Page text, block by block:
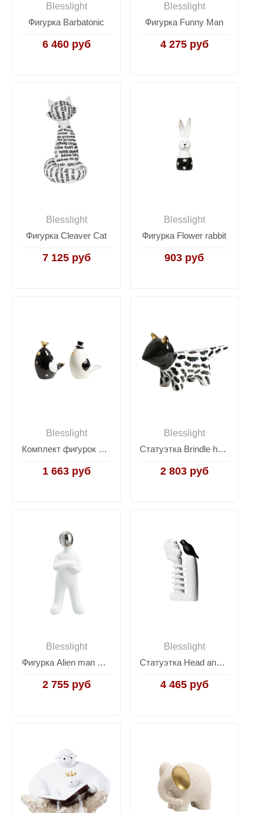
Blesslight
Фигурка Barbatonic
6 460 руб
Blesslight
Фигурка Funny Man
4 275 руб
Blesslight
Фигурка Cleaver Cat
7 125 руб
Blesslight
Фигурка Flower rabbit
903 руб
Blesslight
Комплект фигурок Love birds
1 663 руб
Blesslight
Статуэтка Brindle hand drawn dog
2 803 руб
Blesslight
Фигурка Alien man white
2 755 руб
Blesslight
Статуэтка Head and Crow
4 465 руб